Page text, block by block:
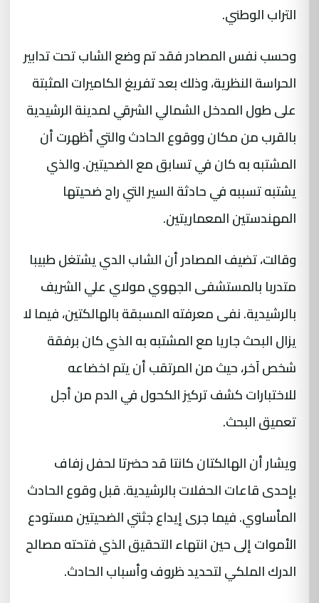
التراب الوطني.
وحسب نفس المصادر فقد تم وضع الشاب تحت تدابير
الحراسة النظرية، وذلك بعد تفريغ الكاميرات المثبتة
على طول المدخل الشمالي الشرقي لمدينة الرشيدية
بالقرب من مكان ووقوع الحادث والتي أظهرت أن
المشتبه به كان في تسابق مع الضحيتين. والذي
يشتبه تسببه في حادثة السير التي راح ضحيتها
المهندستين المعماريتين.
وقالت، تضيف المصادر أن الشاب الدي يشتغل طبيبا
متدربا بالمستشفى الجهوي مولاي علي الشريف
بالرشيدية. نفى معرفته المسبقة بالهالكتين، فيما لا
يزال البحث جاريا مع المشتبه به الذي كان برفقة
شخص آخر، حيث من المرتقب أن يتم اخضاعه
للاختبارات كشف تركيز الكحول في الدم من أجل
تعميق البحث.
ويشار أن الهالكتان كانتا قد حضرتا لحفل زفاف
بإحدى قاعات الحفلات بالرشيدية. قبل وقوع الحادث
المأساوي. فيما جرى إيداع جثتي الضحيتين مستودع
الأموات إلى حين انتهاء التحقيق الذي فتحته مصالح
الدرك الملكي لتحديد ظروف وأسباب الحادث.